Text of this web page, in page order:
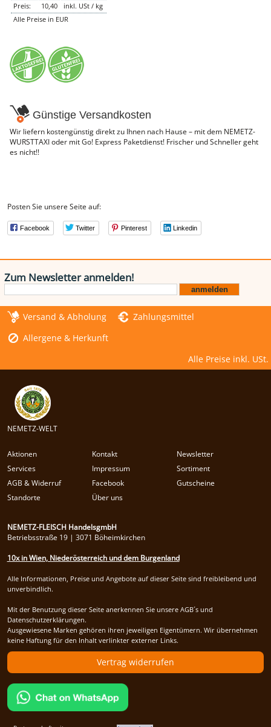
Gutschein kaufen
Preis:
10,40
inkl. USt / kg
Alle Preise in EUR
Günstige Versandkosten
Wir liefern kostengünstig direkt zu Ihnen nach Hause – mit dem NEMETZ-
WURSTTAXI oder mit Go! Express Paketdienst! Frischer und Schneller geht
es nicht!!
Posten Sie unsere Seite auf:
Facebook Twitter Pinterest Linkedin
Zum Newsletter anmelden!
Versand & Abholung
Zahlungsmittel
Allergene & Herkunft
Alle Preise inkl. USt.
NEMETZ-WELT
Aktionen Kontakt
Newsletter
Services
Impressum
Sortiment
AGB & Widerruf
Facebook
Gutscheine
Standorte
Über uns
NEMETZ-FLEISCH HandelsgmbH
Betriebsstraße 19 | 3071 Böheimkirchen
10x in Wien, Niederösterreich und dem Burgenland
Alle Informationen, Preise und Angebote auf dieser Seite sind freibleibend und
unverbindlich.
Mit der Benutzung dieser Seite anerkennen Sie unsere AGB´s und
Datenschutzerklärungen.
Ausgewiesene Marken gehören ihren jeweiligen Eigentümern. Wir übernehmen
keine Haftung für den Inhalt verlinkter externer Links.
Vertrag widerrufen